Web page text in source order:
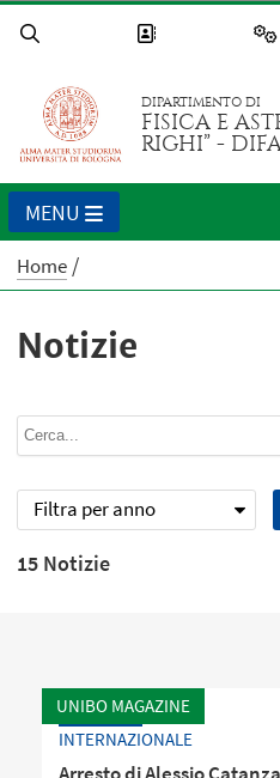
DIPARTIMENTO DI
FISICA E
RIGHI” -
MENU
Home
Notizie
Filtra per anno
15 Notizie
UNIBO MAGAZINE
INTERNAZIONALE